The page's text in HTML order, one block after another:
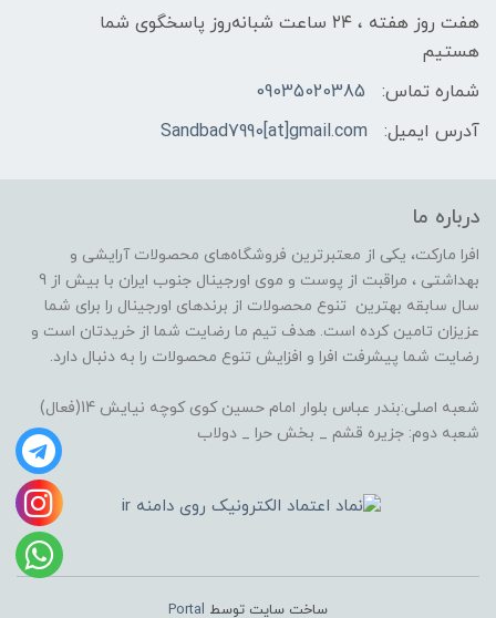
هفت روز هفته ، ۲۴ ساعت شبانه‌روز پاسخگوی شما
هستیم
شماره تماس:
09035020385
آدرس ایمیل:
Sandbad7990[at]gmail.com
درباره ما
افرا مارکت، یکی از معتبرترین فروشگاه‌های محصولات آرایشی و
بهداشتی ، مراقبت از پوست و موی اورجینال جنوب ایران با بیش از 9
سال سابقه بهترین تنوع محصولات از برندهای اورجینال را برای شما
عزیزان تامین کرده است. هدف تیم ما رضایت شما از خریدتان است و
رضایت شما پیشرفت افرا و افزایش تنوع محصولات را به دنبال دارد.
شعبه اصلی:بندر عباس بلوار امام حسین کوی کوچه نیایش 14(فعال)
شعبه دوم: جزیره قشم _ بخش حرا _ دولاب
ساخت سایت توسط Portal